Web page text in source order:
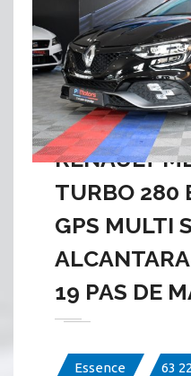
RENAULT
TURBO 280
GPS MULTI
19 PAS DE
Essence 63